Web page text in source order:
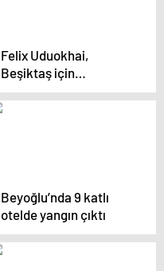
Felix Uduokhai,
Beşiktaş için
İstanbul’da
Beyoğlu’nda 9 katlı
otelde yangın çıktı